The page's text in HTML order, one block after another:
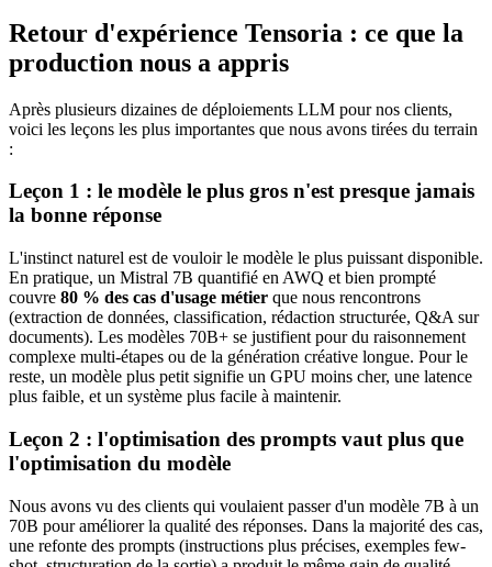
Retour d'expérience Tensoria : ce que la
production nous a appris
Après plusieurs dizaines de déploiements LLM pour nos clients,
voici les leçons les plus importantes que nous avons tirées du terrain
:
Leçon 1 : le modèle le plus gros n'est presque jamais
la bonne réponse
L'instinct naturel est de vouloir le modèle le plus puissant disponible.
En pratique, un Mistral 7B quantifié en AWQ et bien prompté
couvre 80 % des cas d'usage métier que nous rencontrons
(extraction de données, classification, rédaction structurée, Q&A sur
documents). Les modèles 70B+ se justifient pour du raisonnement
complexe multi-étapes ou de la génération créative longue. Pour le
reste, un modèle plus petit signifie un GPU moins cher, une latence
plus faible, et un système plus facile à maintenir.
Leçon 2 : l'optimisation des prompts vaut plus que
l'optimisation du modèle
Nous avons vu des clients qui voulaient passer d'un modèle 7B à un
70B pour améliorer la qualité des réponses. Dans la majorité des cas,
une refonte des prompts (instructions plus précises, exemples few-